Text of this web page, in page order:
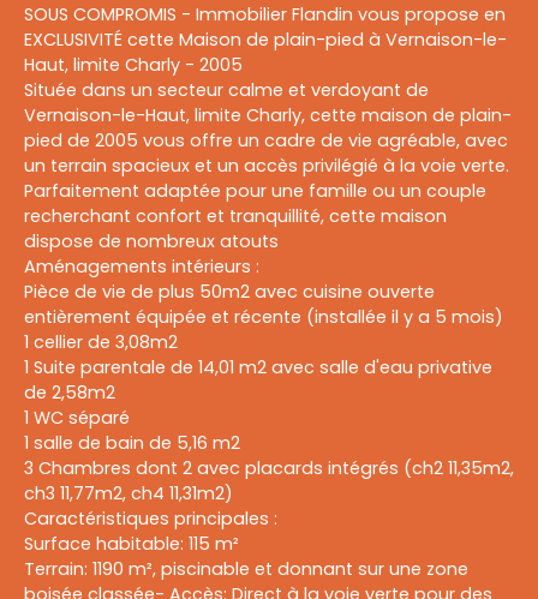
SOUS COMPROMIS - Immobilier Flandin vous propose en
EXCLUSIVITÉ cette Maison de plain-pied à Vernaison-le-
Haut, limite Charly - 2005
Située dans un secteur calme et verdoyant de
Vernaison-le-Haut, limite Charly, cette maison de plain-
pied de 2005 vous offre un cadre de vie agréable, avec
un terrain spacieux et un accès privilégié à la voie verte.
Parfaitement adaptée pour une famille ou un couple
recherchant confort et tranquillité, cette maison
dispose de nombreux atouts
Aménagements intérieurs :
Pièce de vie de plus 50m2 avec cuisine ouverte
entièrement équipée et récente (installée il y a 5 mois)
1 cellier de 3,08m2
1 Suite parentale de 14,01 m2 avec salle d'eau privative
de 2,58m2
1 WC séparé
1 salle de bain de 5,16 m2
3 Chambres dont 2 avec placards intégrés (ch2 11,35m2,
ch3 11,77m2, ch4 11,31m2)
Caractéristiques principales :
Surface habitable: 115 m²
Terrain: 1190 m², piscinable et donnant sur une zone
boisée classée- Accès: Direct à la voie verte pour des